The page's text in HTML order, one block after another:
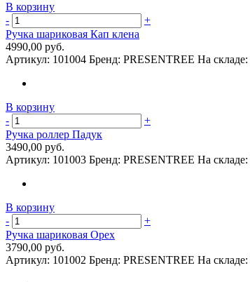
В корзину
-
+
Ручка шариковая Кап клена
4990,00 руб.
Артикул: 101004 Бренд: PRESENTREE На складе:
В корзину
-
+
Ручка роллер Падук
3490,00 руб.
Артикул: 101003 Бренд: PRESENTREE На складе:
В корзину
-
+
Ручка шариковая Орех
3790,00 руб.
Артикул: 101002 Бренд: PRESENTREE На складе: